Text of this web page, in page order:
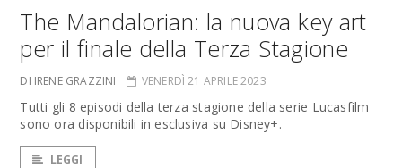
The Mandalorian: la nuova key art
per il finale della Terza Stagione
DI IRENE GRAZZINI VENERDÌ 21 APRILE 2023
Tutti gli 8 episodi della terza stagione della serie Lucasfilm
sono ora disponibili in esclusiva su Disney+.
LEGGI